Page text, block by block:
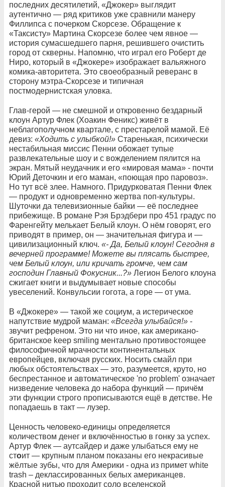
последних десятилетий, «Джокер» выглядит
аутентично — ряд критиков уже сравнили манеру
Филлипса с почерком Скорсезе. Обращение к
«Таксисту» Мартина Скорсезе более чем явное —
история сумасшедшего парня, решившего очистить
город от скверны. Напомню, что играл его Роберт де
Ниро, который в «Джокере» изображает вальяжного
комика-авторитета. Это своеобразный реверанс в
сторону мэтра-Скорсезе и типичная
постмодернистская уловка.
Глав-герой — не смешной и откровенно бездарный
клоун Артур Флек (Хоакин Феникс) живёт в
неблагополучном квартале, с престарелой мамой. Её
девиз: «Ходить с улыбкой!» Старенькая, психически
нестабильная миссис Пенни обожает тупые
развлекательные шоу и с вожделением пялится на
экран. Мятый неудачник и его «мировая мама» - почти
Юрий Деточкин и его маман, «поющая про паровоз».
Но тут всё злее. Намного. Придурковатая Пенни Флек
— продукт и одновременно жертва поп-культуры.
Шуточки да телевизионные байки — её последнее
прибежище. В романе Рэя Брэдбери про 451 градус по
Фаренгейту мелькает Белый клоун. О нём говорят, его
приводят в пример, он — значительная фигура и —
цивилизационный ключ. «-Да, Белый клоун! Сегодня в
вечерней программе!Можете вы плясать быстрее,
чем Белый клоун, или кричать громче, чем сам
господин Главный Фокусник...?» Легион Белого клоуна
сжигает книги и выдумывает новые способы
увеселений. Конвульсии гогота, а горе — от ума.
В «Джокере» — такой же социум, а истерическое
напутствие мудрой маман: «Всегда улыбайся!» -
звучит рефреном. Это ни что иное, как американо-
британское keep smiling ментально противостоящее
философичной мрачности континентальных
европейцев, включая русских. Носить смайл при
любых обстоятельствах — это, разумеется, круто, но
беспрестанное и автоматическое 'no problem' означает
низведение человека до набора функций — причём
эти функции строго прописываются ещё в детстве. Не
попадаешь в такт — лузер.
Ценность человеко-единицы определяется
количеством денег и включённостью в гонку за успех.
Артур Флек — аутсайдер и даже улыбаться ему не
стоит — крупным планом показаны его некрасивые
жёлтые зубы, что для Америки - одна из примет white
trash – деклассированных белых американцев.
Красной нитью проходит соло вселенской